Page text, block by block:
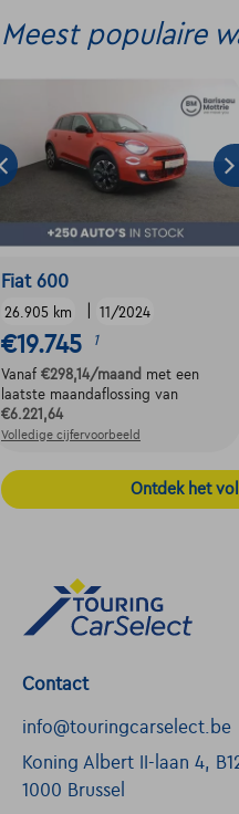
Meest populaire
Fiat 600
26.905 km 11/2024
€19.745 1
Vanaf €298,14/maand met een
laatste maandaflossing van
€6.221,64
Volledige cijfervoorbeeld
Ontdek het
Contact
info@touringcarselect.be
Koning Albert II-laan 4,
1000 Brussel